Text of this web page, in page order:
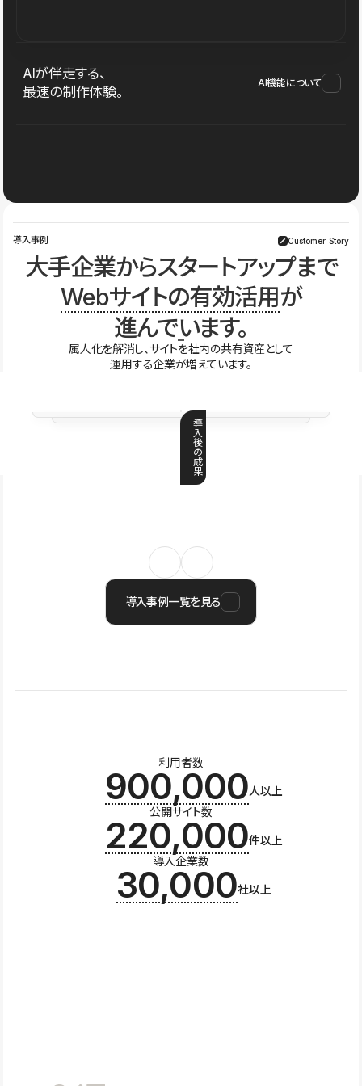
AIが伴走する、
最速の制作体験。
AI機能について
導入事例 Customer Story
大手企業からスタートアップまで
Webサイトの有効活用が
進んでいます。
属人化を解消し、サイトを社内の共有資産として
運用する企業が増えています。
導
入
後
の
成
果
導入事例一覧を見る
利用者数
900,000人以上
公開サイト数
220,000件以上
導入企業数
30,000社以上